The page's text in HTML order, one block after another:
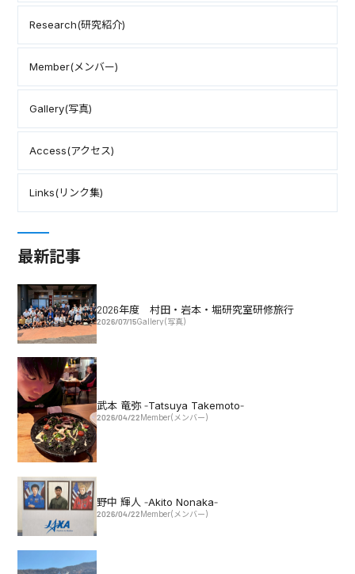
Research(研究紹介)
Member(メンバー)
Gallery(写真)
Access(アクセス)
Links(リンク集)
最新記事
2026年度 村田・岩本・堀研究室研修旅行
2026/07/15Gallery(写真)
武本 竜弥 -Tatsuya Takemoto-
2026/04/22 Member(メンバー)
野中 輝人 -Akito Nonaka-
2026/04/22Member(メンバー)